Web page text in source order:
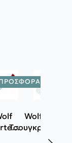
Wolf Garten
LD-2K